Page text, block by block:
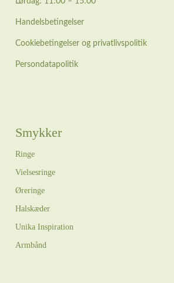
Handelsbetingelser
Cookiebetingelser og privatlivspolitik
Persondatapolitik
Smykker
Ringe
Vielsesringe
Øreringe
Halskæder
Unika Inspiration
Armbånd